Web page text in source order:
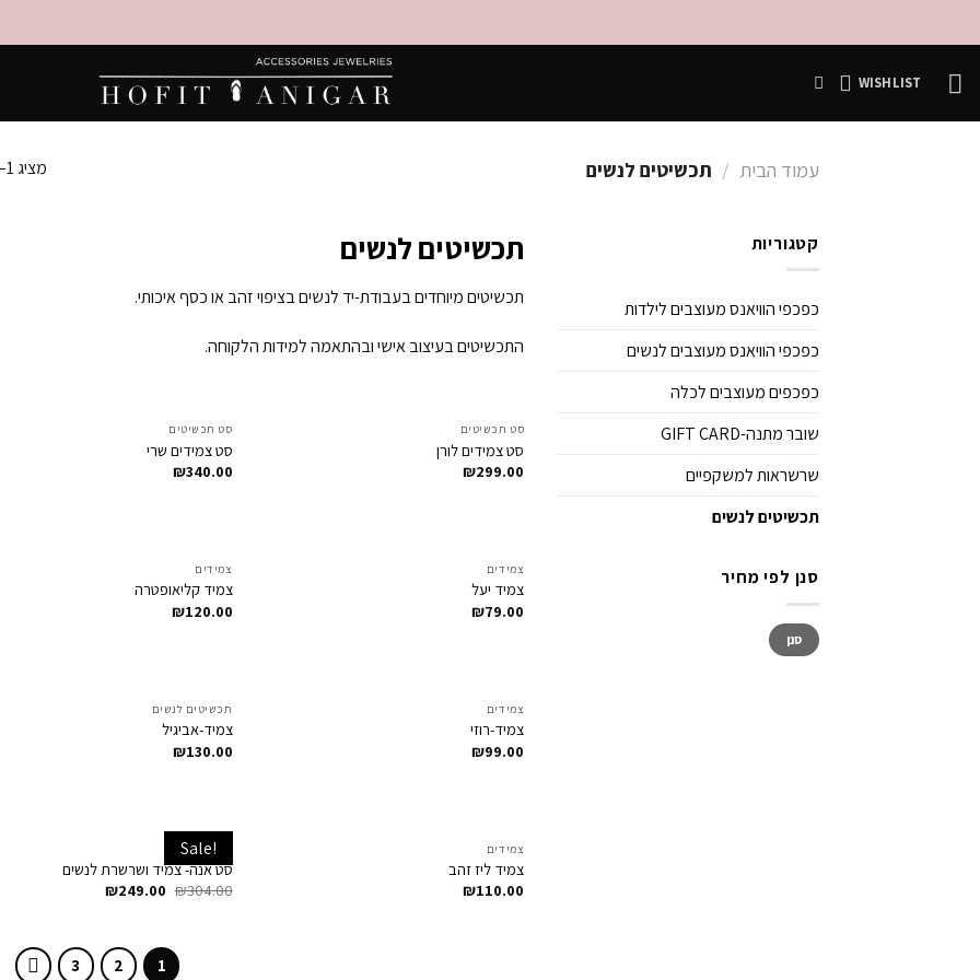
to
WISHLIST
עמוד הבית / תכשיטים לנשים מציג 1–12 מתוך 34 תוצאות
קטגוריות
כפכפי הוויאנס מעוצבים לילדות
כפכפי הוויאנס מעוצבים לנשים
כפכפים מעוצבים לכלה
שובר מתנה-GIFT CARD
שרשראות למשקפיים
תכשיטים לנשים
סנן לפי מחיר
סנן
תכשיטים לנשים
תכשיטים מיוחדים בעבודת-יד לנשים בציפוי זהב או כסף איכותי.
התכשיטים בעיצוב אישי ובהתאמה למידות הלקוחה.
סט תכשיטים
סט צמידים לורן
₪299.00
סט תכשיטים
סט צמידים שרי
₪340.00
צמידים
צמיד יעל
₪79.00
צמידים
צמיד קליאופטרה
₪120.00
צמידים
צמיד-רוזי
₪99.00
תכשיטים לנשים
צמיד-אביגיל
₪130.00
צמידים
צמיד ליז זהב
₪110.00
Sale!
סט תכשיטים
סט אנה- צמיד ושרשרת לנשים
₪304.00
₪249.00
1
2
3